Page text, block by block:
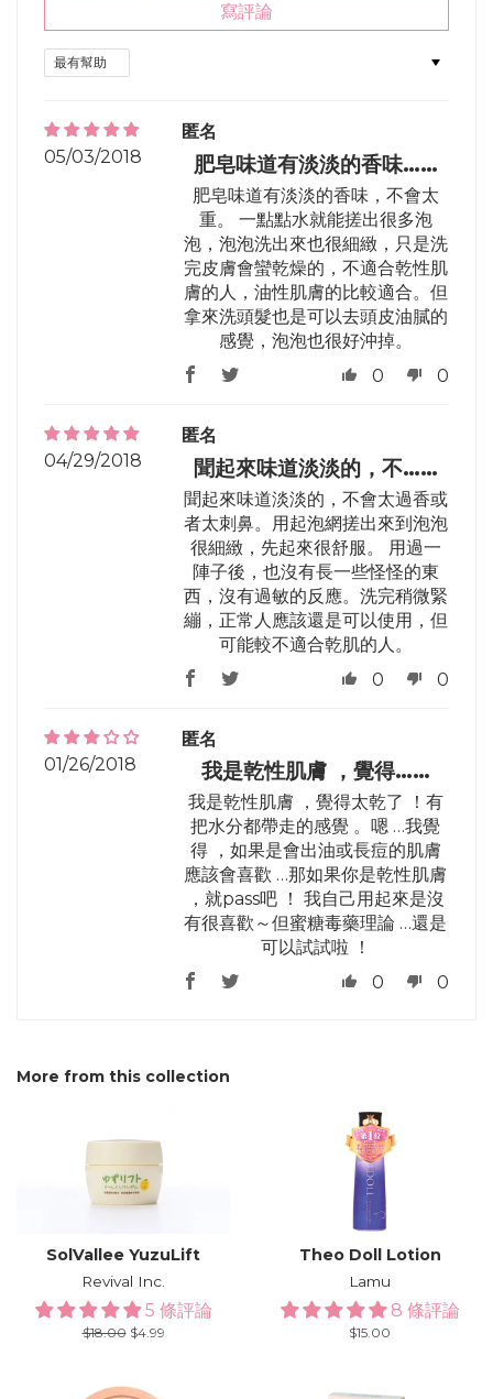
寫評論
05/03/2018
匿名
肥皂味道有淡淡的香味……
肥皂味道有淡淡的香味，不會太
重。 一點點水就能搓出很多泡
泡，泡泡洗出來也很細緻，只是洗
完皮膚會蠻乾燥的，不適合乾性肌
膚的人，油性肌膚的比較適合。但
拿來洗頭髮也是可以去頭皮油膩的
感覺，泡泡也很好沖掉。
0
0
04/29/2018
匿名
聞起來味道淡淡的，不……
聞起來味道淡淡的，不會太過香或
者太刺鼻。用起泡網搓出來到泡泡
很細緻，先起來很舒服。 用過一
陣子後，也沒有長一些怪怪的東
西，沒有過敏的反應。洗完稍微緊
繃，正常人應該還是可以使用，但
可能較不適合乾肌的人。
0
0
01/26/2018
匿名
我是乾性肌膚 ，覺得……
我是乾性肌膚 ，覺得太乾了 ！有
把水分都帶走的感覺 。嗯 …我覺
得 ，如果是會出油或長痘的肌膚
應該會喜歡 …那如果你是乾性肌膚
，就pass吧 ！ 我自己用起來是沒
有很喜歡～但蜜糖毒藥理論 …還是
可以試試啦 ！
0
0
More from this collection
SolVallee YuzuLift
Revival Inc.
5 條評論
Regular
$18.00 Sale
$4.99
Theo Doll Lotion
Lamu
8 條評論
Regular
$15.00